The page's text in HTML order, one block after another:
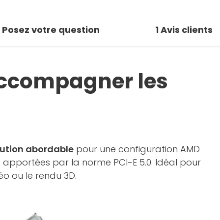
Posez votre question 1Avis clients
les
abordable pour une configuration AMD
par la norme PCI-E 5.0. Idéal pour
ou le rendu 3D.